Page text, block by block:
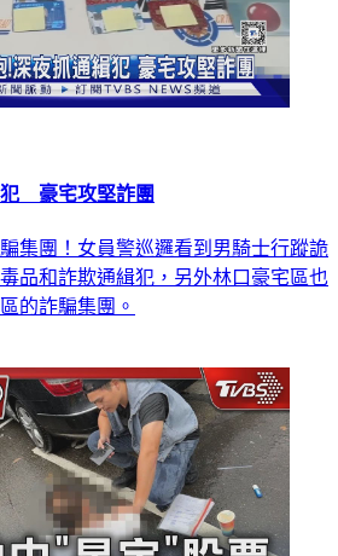
犯 豪宅攻堅詐團
集團！女員警巡邏看到男騎士行蹤詭
品和詐欺通緝犯，另外林口豪宅區也
的詐騙集團。